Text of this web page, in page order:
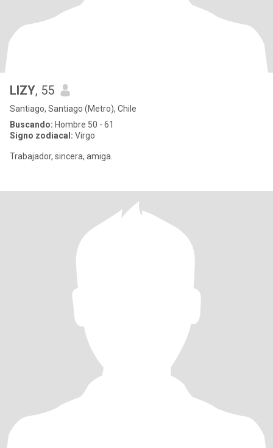
LIZY, 55
Santiago, Santiago (Metro), Chile
Buscando: Hombre 50 - 61
Signo zodiacal: Virgo
Trabajador, sincera, amiga.